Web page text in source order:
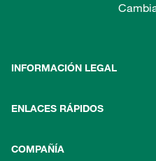
INFORMACIÓN LEGAL
ENLACES RÁPIDOS
COMPAÑÍA